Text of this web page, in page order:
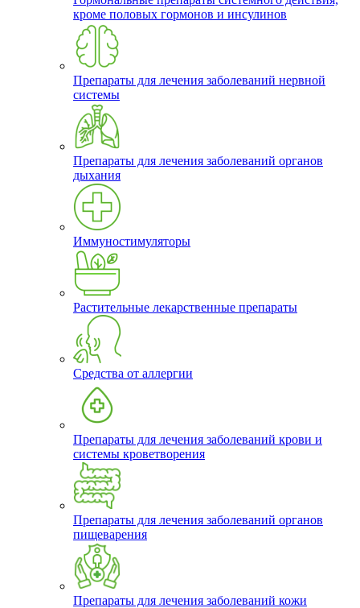
кроме половых гормонов и инсулинов
Препараты для лечения заболеваний нервной
системы
Препараты для лечения заболеваний органов
дыхания
Иммуностимуляторы
Растительные лекарственные препараты
Средства от аллергии
Препараты для лечения заболеваний крови и
системы кроветворения
Препараты для лечения заболеваний органов
пищеварения
Препараты для лечения заболеваний кожи